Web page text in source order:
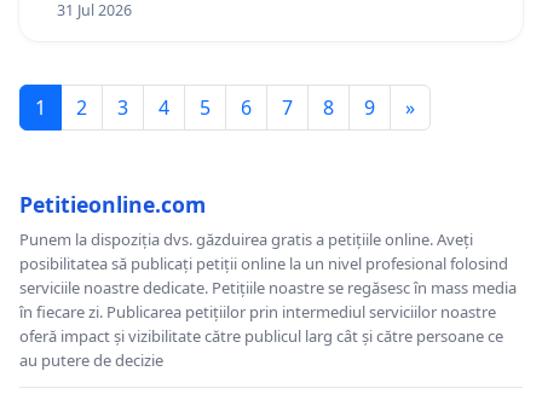
31 Jul 2026
1 2 3 4 5 6 7 8 9 »
Petitieonline.com
Punem la dispoziția dvs. găzduirea gratis a petițiile online. Aveți
posibilitatea să publicați petiții online la un nivel profesional folosind
serviciile noastre dedicate. Petițiile noastre se regăsesc în mass media
în fiecare zi. Publicarea petițiilor prin intermediul serviciilor noastre
oferă impact și vizibilitate către publicul larg cât și către persoane ce
au putere de decizie